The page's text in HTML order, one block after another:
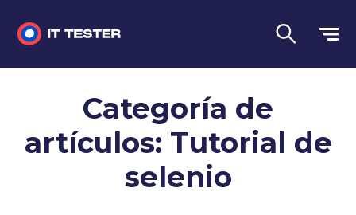
Preguntas de la entrevista
Categoría de
artículos: Tutorial de
selenio